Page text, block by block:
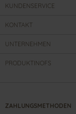
KUNDENSERVICE
KONTAKT
UNTERNEHMEN
PRODUKTINOFS
ZAHLUNGSMETHODEN